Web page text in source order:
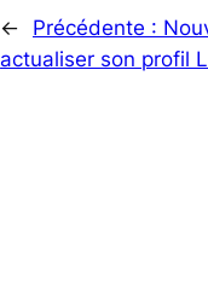
← Précédente :
actualiser son profil